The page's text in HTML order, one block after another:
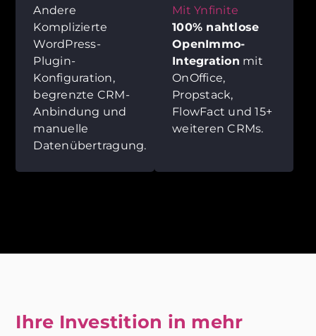
Andere
Komplizierte
WordPress-
Plugin-
Konfiguration,
begrenzte CRM-
Anbindung und
manuelle
Datenübertragung.
Mit Ynfinite
100% nahtlose
OpenImmo-
Integration mit
OnOffice,
Propstack,
FlowFact und 15+
weiteren CRMs.
Ihre Investition in mehr